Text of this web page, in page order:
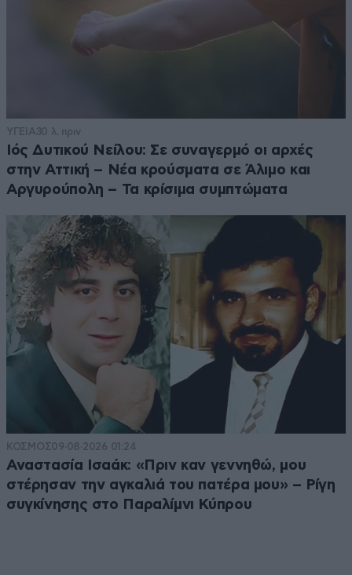
ΥΓΕΙΑ30 λ. πριν
Ιός Δυτικού Νείλου: Σε συναγερμό οι αρχές
στην Αττική – Νέα κρούσματα σε Άλιμο και
Αργυρούπολη – Τα κρίσιμα συμπτώματα
ΚΟΣΜΟΣ09·08·2026 01:24
Αναστασία Ισαάκ: «Πριν καν γεννηθώ, μου
στέρησαν την αγκαλιά του πατέρα μου» – Ρίγη
συγκίνησης στο Παραλίμνι Κύπρου